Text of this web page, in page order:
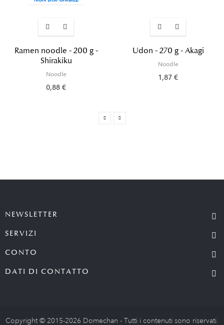
Ramen noodle - 200 g -
Shirakiku
Noodle
0,88 €
Udon - 270 g - Akagi
Noodle
1,87 €
NEWSLETTER
SERVIZI
CONTO
DATI DI CONTATTO
Copyright © 2015-2026 Domechan - Tutti i contenuti sono riservati.